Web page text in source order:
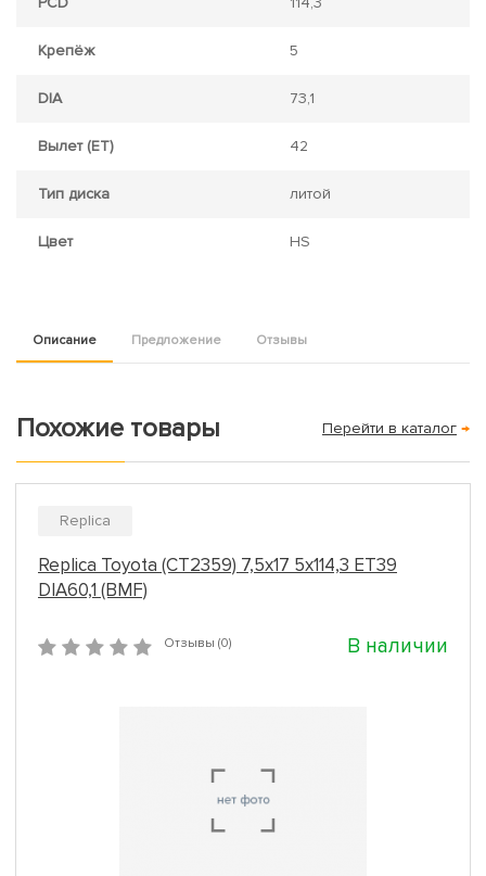
Крепёж 5
DIA 73,1
Вылет (ET) 42
Тип диска литой
Цвет HS
Описание Предложение Отзывы
Похожие товары Перейти в каталог →
Replica
Replica Toyota (CT2359) 7,5x17 5x114,3 ET39
DIA60,1 (BMF)
Отзывы (0) В наличии